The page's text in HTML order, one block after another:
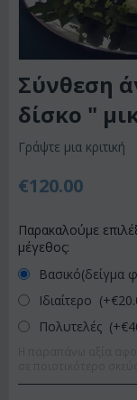
Σύνθεση
δίσκο "
Γράψτε μια κριτική
€120.00
Παρακαλούμε
μέγεθος:
Βασικό(δείγμα
Ιδιαίτερο (+€
Πολυτελές (+€